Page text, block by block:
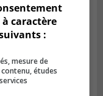
la
caractère
:
mesure de
études